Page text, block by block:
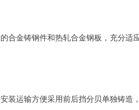
合金铸钢件和热轧合金钢板，充分适
装运输方便采用前后挡分贝单独铸造